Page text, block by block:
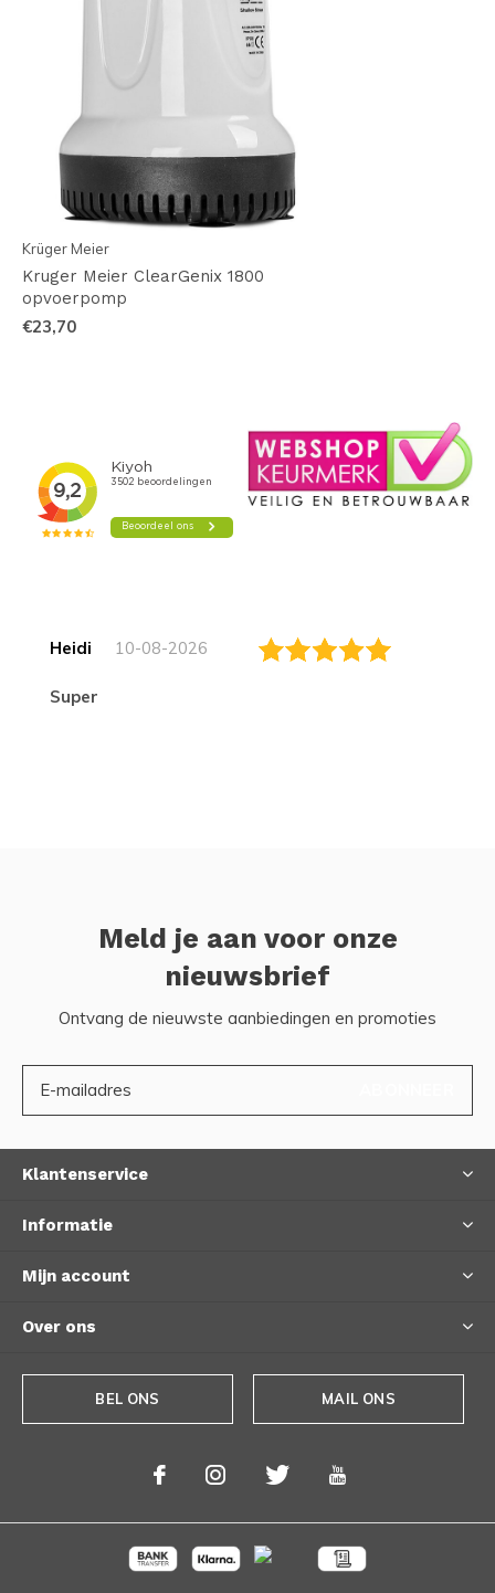
Krüger Meier
Kruger Meier ClearGenix 1800
opvoerpomp
€23,70
Heidi 10-08-2026
Super
Meld je aan voor onze
nieuwsbrief
Ontvang de nieuwste aanbiedingen en promoties
Klantenservice
Informatie
Mijn account
Over ons
BEL ONS MAIL ONS